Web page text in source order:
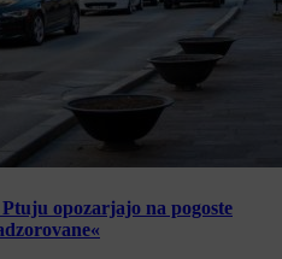
opozarjajo na pogoste